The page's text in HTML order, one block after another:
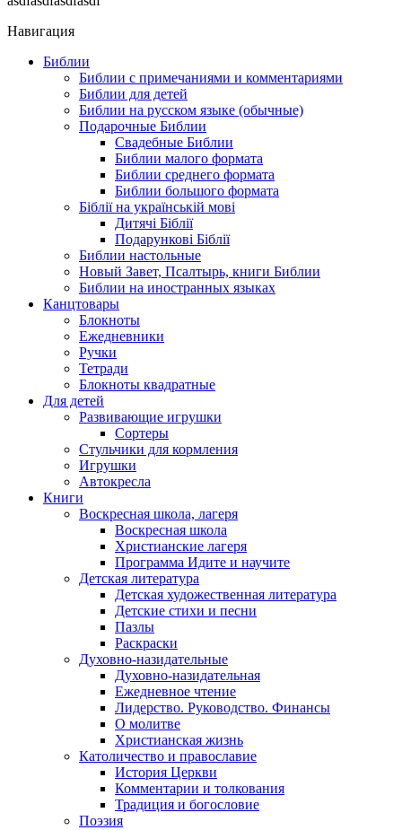
Навигация
Библии
Библии с примечаниями и комментариями
Библии для детей
Библии на русском языке (обычные)
Подарочные Библии
Свадебные Библии
Библии малого формата
Библии среднего формата
Библии большого формата
Біблії на українській мові
Дитячі Біблії
Подарункові Біблії
Библии настольные
Новый Завет, Псалтырь, книги Библии
Библии на иностранных языках
Канцтовары
Блокноты
Ежедневники
Ручки
Тетради
Блокноты квадратные
Для детей
Развивающие игрушки
Сортеры
Стульчики для кормления
Игрушки
Автокресла
Книги
Воскресная школа, лагеря
Воскресная школа
Христианские лагеря
Программа Идите и научите
Детская литература
Детская художественная литература
Детские стихи и песни
Пазлы
Раскраски
Духовно-назидательные
Духовно-назидательная
Ежедневное чтение
Лидерство. Руководство. Финансы
О молитве
Христианская жизнь
Католичество и православие
История Церкви
Комментарии и толкования
Традиция и богословие
Поэзия